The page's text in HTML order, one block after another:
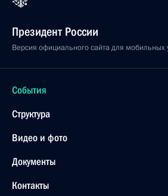
Президент России
Версия официального сайта для мобильных
События
Структура
Видео и фото
Документы
Контакты